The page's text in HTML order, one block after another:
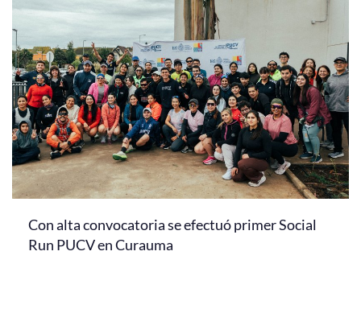
Con alta convocatoria se efectuó primer Social
Run PUCV en Curauma